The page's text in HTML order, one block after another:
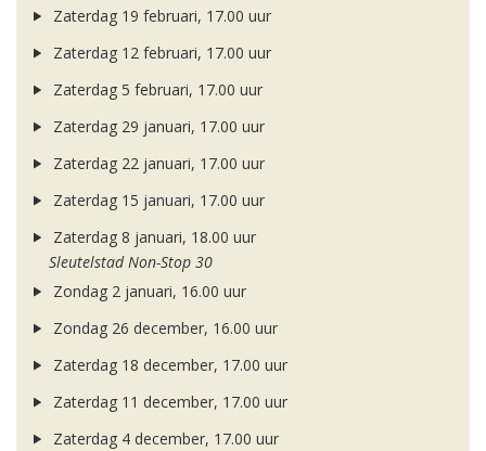
Zaterdag 19 februari, 17.00 uur
Zaterdag 12 februari, 17.00 uur
Zaterdag 5 februari, 17.00 uur
Zaterdag 29 januari, 17.00 uur
Zaterdag 22 januari, 17.00 uur
Zaterdag 15 januari, 17.00 uur
Zaterdag 8 januari, 18.00 uur
Sleutelstad Non-Stop 30
Zondag 2 januari, 16.00 uur
Zondag 26 december, 16.00 uur
Zaterdag 18 december, 17.00 uur
Zaterdag 11 december, 17.00 uur
Zaterdag 4 december, 17.00 uur